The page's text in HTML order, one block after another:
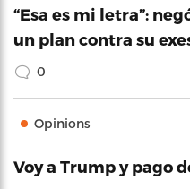
“Esa es mi letra”:
un plan contra su
0
Opinions
Voy a Trump y pago